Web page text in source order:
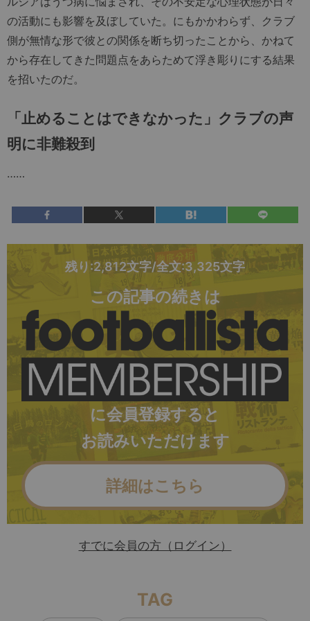
の活動にも影響を及ぼしていた。にもかかわらず、クラブ
側が無情な形で彼との関係を断ち切ったことから、かねて
から存在してきた問題点をあらためて浮き彫りにする結果
を招いたのだ。
「止めることはできなかった」クラブの声
明に非難殺到
……
残り:2,812文字/全文:3,325文字
この記事の続きは
に会員登録すると
お読みいただけます
詳細はこちら
すでに会員の方（ログイン）
TAG